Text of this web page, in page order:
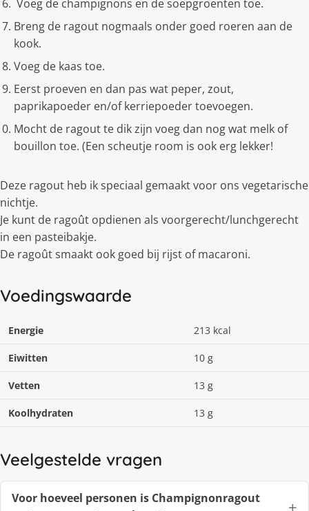
Voeg de champignons en de soepgroenten toe.
Breng de ragout nogmaals onder goed roeren aan de
kook.
Voeg de kaas toe.
Eerst proeven en dan pas wat peper, zout,
paprikapoeder en/of kerriepoeder toevoegen.
Mocht de ragout te dik zijn voeg dan nog wat melk of
bouillon toe. (Een scheutje room is ook erg lekker!
Deze ragout heb ik speciaal gemaakt voor ons vegetarische
nichtje.
Je kunt de ragoût opdienen als voorgerecht/lunchgerecht
in een pasteibakje.
De ragoût smaakt ook goed bij rijst of macaroni.
Voedingswaarde
Energie 213 kcal
Eiwitten 10 g
Vetten 13 g
Koolhydraten 13 g
Veelgestelde vragen
Voor hoeveel personen is Champignonragout